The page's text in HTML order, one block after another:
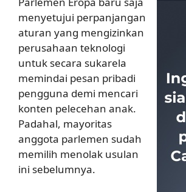
menyetujui perpanjangan
aturan yang mengizinkan
perusahaan teknologi
untuk secara sukarela
memindai pesan pribadi
pengguna demi mencari
konten pelecehan anak.
Padahal, mayoritas
anggota parlemen sudah
memilih menolak usulan
ini sebelumnya.